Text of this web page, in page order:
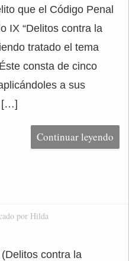
que el Código Penal
IX “Delitos contra la
tratado el tema
consta de cinco
a sus
[…]
Continuar leyendo
por Hilda
contra la